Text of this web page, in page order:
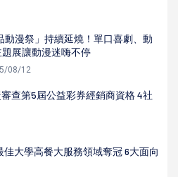
動漫祭」持續延燒！單口喜劇、動
展讓動漫迷嗨不停
08/12
查第5屆公益彩券經銷商資格 4社
大學高餐大服務領域奪冠 6大面向